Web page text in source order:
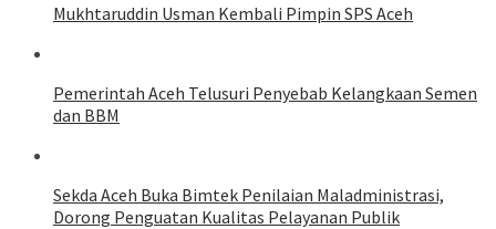
Mukhtaruddin Usman Kembali Pimpin SPS Aceh
Pemerintah Aceh Telusuri Penyebab Kelangkaan Semen
dan BBM
Sekda Aceh Buka Bimtek Penilaian Maladministrasi,
Dorong Penguatan Kualitas Pelayanan Publik